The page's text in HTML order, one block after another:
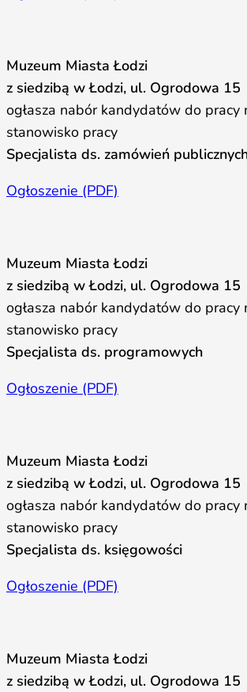
Muzeum Miasta Łodzi
z siedzibą w Łodzi, ul. Ogrodowa 15
ogłasza nabór kandydatów do pracy
stanowisko pracy
Specjalista ds. zamówień
Ogłoszenie (PDF)
Muzeum Miasta Łodzi
z siedzibą w Łodzi, ul. Ogrodowa 15
ogłasza nabór kandydatów do pracy
stanowisko pracy
Specjalista ds. programowych
Ogłoszenie (PDF)
Muzeum Miasta Łodzi
z siedzibą w Łodzi, ul. Ogrodowa 15
ogłasza nabór kandydatów do pracy
stanowisko pracy
Specjalista ds. księgowości
Ogłoszenie (PDF)
Muzeum Miasta Łodzi
z siedzibą w Łodzi, ul. Ogrodowa 15